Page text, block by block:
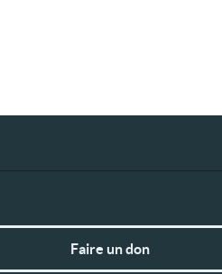
Faire un don